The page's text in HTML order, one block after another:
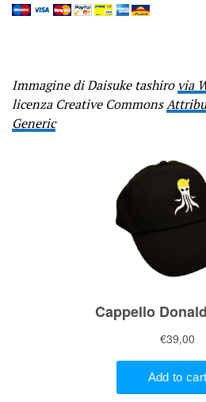
Immagine di Daisuke tashirovia
licenza Creative Commons
Generic